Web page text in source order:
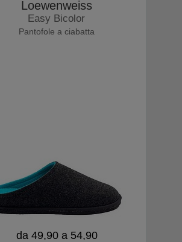
Loewenweiss
Easy Bicolor
Pantofole a ciabatta
da 49,90 a 54,90